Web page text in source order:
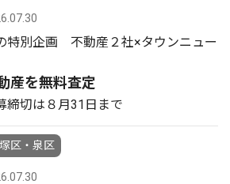
特別企画 不動産２社×タウンニュー
産を無料査定
締切は８月31日まで
区・泉区